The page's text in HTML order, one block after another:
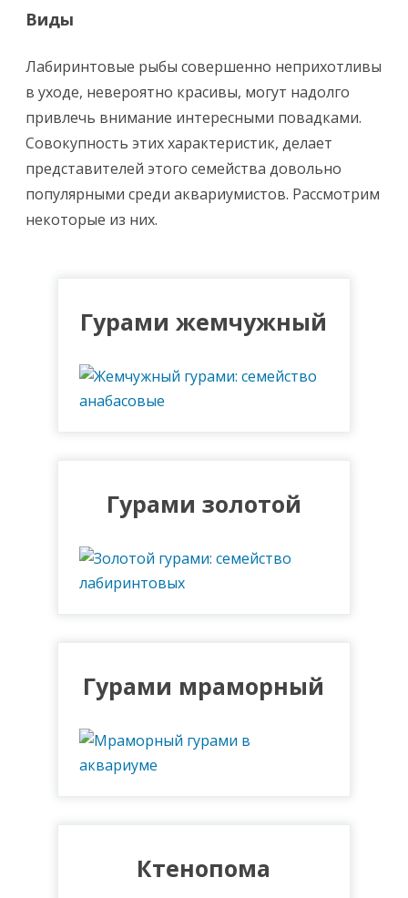
Виды
Лабиринтовые рыбы совершенно неприхотливы
в уходе, невероятно красивы, могут надолго
привлечь внимание интересными повадками.
Совокупность этих характеристик, делает
представителей этого семейства довольно
популярными среди аквариумистов. Рассмотрим
некоторые из них.
Гурами жемчужный
Гурами золотой
Гурами мраморный
Ктенопома